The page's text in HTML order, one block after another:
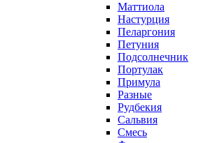
Маттиола
Настурция
Пеларгония
Петуния
Подсолнечник
Портулак
Примула
Разные
Рудбекия
Сальвия
Смесь